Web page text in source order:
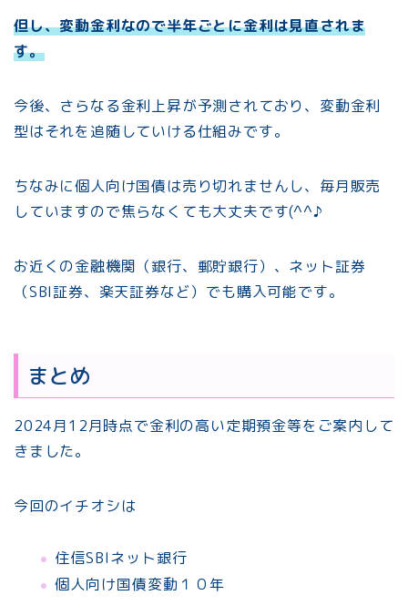
但し、変動金利なので半年ごとに金利は見直されま
す。
今後、さらなる金利上昇が予測されており、変動金利
型はそれを追随していける仕組みです。
ちなみに個人向け国債は売り切れませんし、毎月販売
していますので焦らなくても大丈夫です(^^♪
お近くの金融機関（銀行、郵貯銀行）、ネット証券
（SBI証券、楽天証券など）でも購入可能です。
まとめ
2024月12月時点で金利の高い定期預金等をご案内して
きました。
今回のイチオシは
住信SBIネット銀行
個人向け国債変動１０年